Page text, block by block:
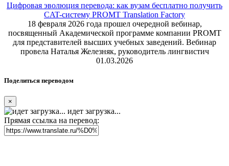
Цифровая эволюция перевода: как вузам бесплатно получить
CAT-систему PROMT Translation Factory
18 февраля 2026 года прошел очередной вебинар,
посвященный Академической программе компании PROMT
для представителей высших учебных заведений. Вебинар
провела Наталья Железняк, руководитель лингвистич
01.03.2026
Поделиться переводом
×
идет загрузка...
Прямая ссылка на перевод: